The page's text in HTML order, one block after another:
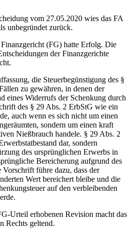
vom 27.05.2020 wies das FA
unbegründet zurück.
(FG) hatte Erfolg. Die
der Finanzgerichte
die Steuerbegünstigung des §
zu gewähren, in denen der
eines Widerrufs der Schenkung durch
des § 29 Abs. 2 ErbStG wie ein
auch wenn es sich nicht um einen
sondern um einen kraft
Nießbrauch handele. § 29 Abs. 2
dar, sondern
des ursprünglichen Erwerbs in
Bereicherung aufgrund des
führe dazu, dass der
Wert bereichert bleibe und die
auf den verbleibenden
erhobenen Revision macht das
Rechts geltend.